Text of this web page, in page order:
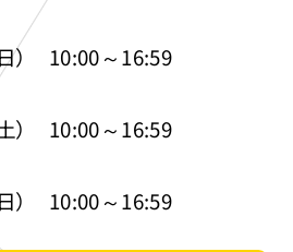
） 10:00～16:59
） 10:00～16:59
） 10:00～16:59